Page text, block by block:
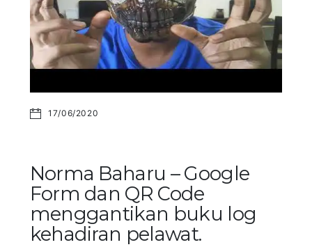
17/06/2020
Norma Baharu – Google
Form dan QR Code
menggantikan buku log
kehadiran pelawat.